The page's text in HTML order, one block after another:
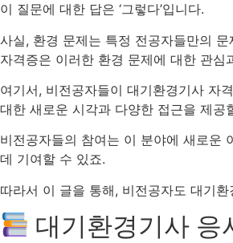
이 질문에 대한 답은 ‘그렇다’입니다.
사실, 환경 문제는 특정 전공자들만의
자격증은 이러한 환경 문제에 대한 관
여기서, 비전공자들이 대기환경기사 자
대한 새로운 시각과 다양한 접근을 제공
비전공자들의 참여는 이 분야에 새로운
데 기여할 수 있죠.
따라서 이 글을 통해, 비전공자도 대기
대기환경기사 응